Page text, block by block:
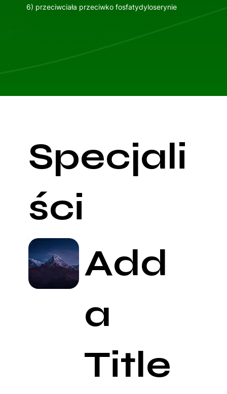
6) przeciwciała przeciwko fosfatydyloserynie
Specjali
ści
Add
a
Title